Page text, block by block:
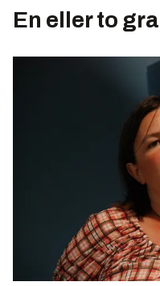
En eller to